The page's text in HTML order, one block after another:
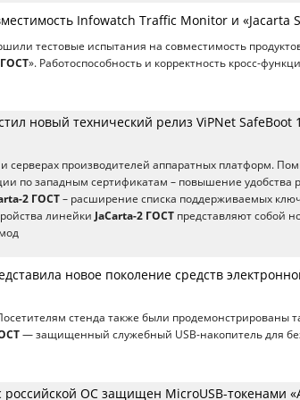
Infowatch Traffic Monitor и «Jacarta
тестовые испытания на совместимость
ГОСТ». Работоспособность и корректность кросс-
новый технический релиз ViPNet SafeBoot
серверах производителей аппаратных платформ.
по западным сертификатам – повышение удобства
2 ГОСТ – расширение списка поддерживаемых
линейки JaCarta-2 ГОСТ представляют собой
новое поколение средств
стенда также были продемонстрированы
— защищенный служебный USB-накопитель для
ОС защищен MicroUSB-токенами